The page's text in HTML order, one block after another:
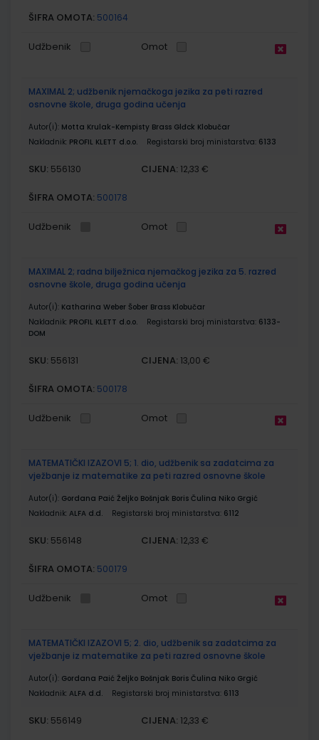
ŠIFRA OMOTA: 500164
Udžbenik Omot
MAXIMAL 2; udžbenik njemačkoga jezika za peti razred
osnovne škole, druga godina učenja
Autor(i): Motta Krulak-Kempisty Brass Glđck Klobučar
Nakladnik: PROFIL KLETT d.o.o. Registarski broj ministarstva: 6133
SKU: 556130 CIJENA: 12,33 €
ŠIFRA OMOTA: 500178
Udžbenik Omot
MAXIMAL 2; radna bilježnica njemačkog jezika za 5. razred
osnovne škole, druga godina učenja
Autor(i): Katharina Weber Šober Brass Klobučar
Nakladnik: PROFIL KLETT d.o.o. Registarski broj ministarstva: 6133-
DOM
SKU: 556131 CIJENA: 13,00 €
ŠIFRA OMOTA: 500178
Udžbenik Omot
MATEMATIČKI IZAZOVI 5; 1. dio, udžbenik sa zadatcima za
vježbanje iz matematike za peti razred osnovne škole
Autor(i): Gordana Paić Željko Bošnjak Boris Čulina Niko Grgić
Nakladnik: ALFA d.d. Registarski broj ministarstva: 6112
SKU: 556148 CIJENA: 12,33 €
ŠIFRA OMOTA: 500179
Udžbenik Omot
MATEMATIČKI IZAZOVI 5; 2. dio, udžbenik sa zadatcima za
vježbanje iz matematike za peti razred osnovne škole
Autor(i): Gordana Paić Željko Bošnjak Boris Čulina Niko Grgić
Nakladnik: ALFA d.d. Registarski broj ministarstva: 6113
SKU: 556149 CIJENA: 12,33 €